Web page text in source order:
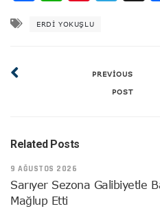
ERDI YOKUŞLU
PREVIOUS
POST
Related Posts
9 AĞUSTOS 2026
Sarıyer Sezona Galibiyetle
Mağlup Etti